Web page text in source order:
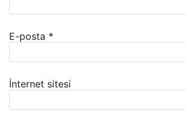
E-posta *
İnternet sitesi